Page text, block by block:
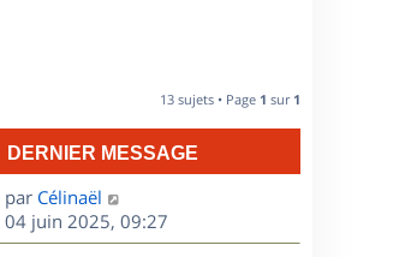
13 sujets • Page 1 sur 1
DERNIER MESSAGE
D
e
r
par Célinaël
04 juin 2025, 09:27